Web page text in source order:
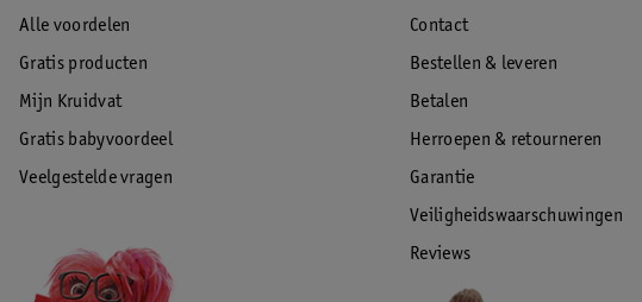
Alle voordelen
Gratis producten
Mijn Kruidvat
Gratis babyvoordeel
Veelgestelde vragen
Contact
Bestellen & leveren
Betalen
Herroepen & retourneren
Garantie
Veiligheidswaarschuwingen
Reviews